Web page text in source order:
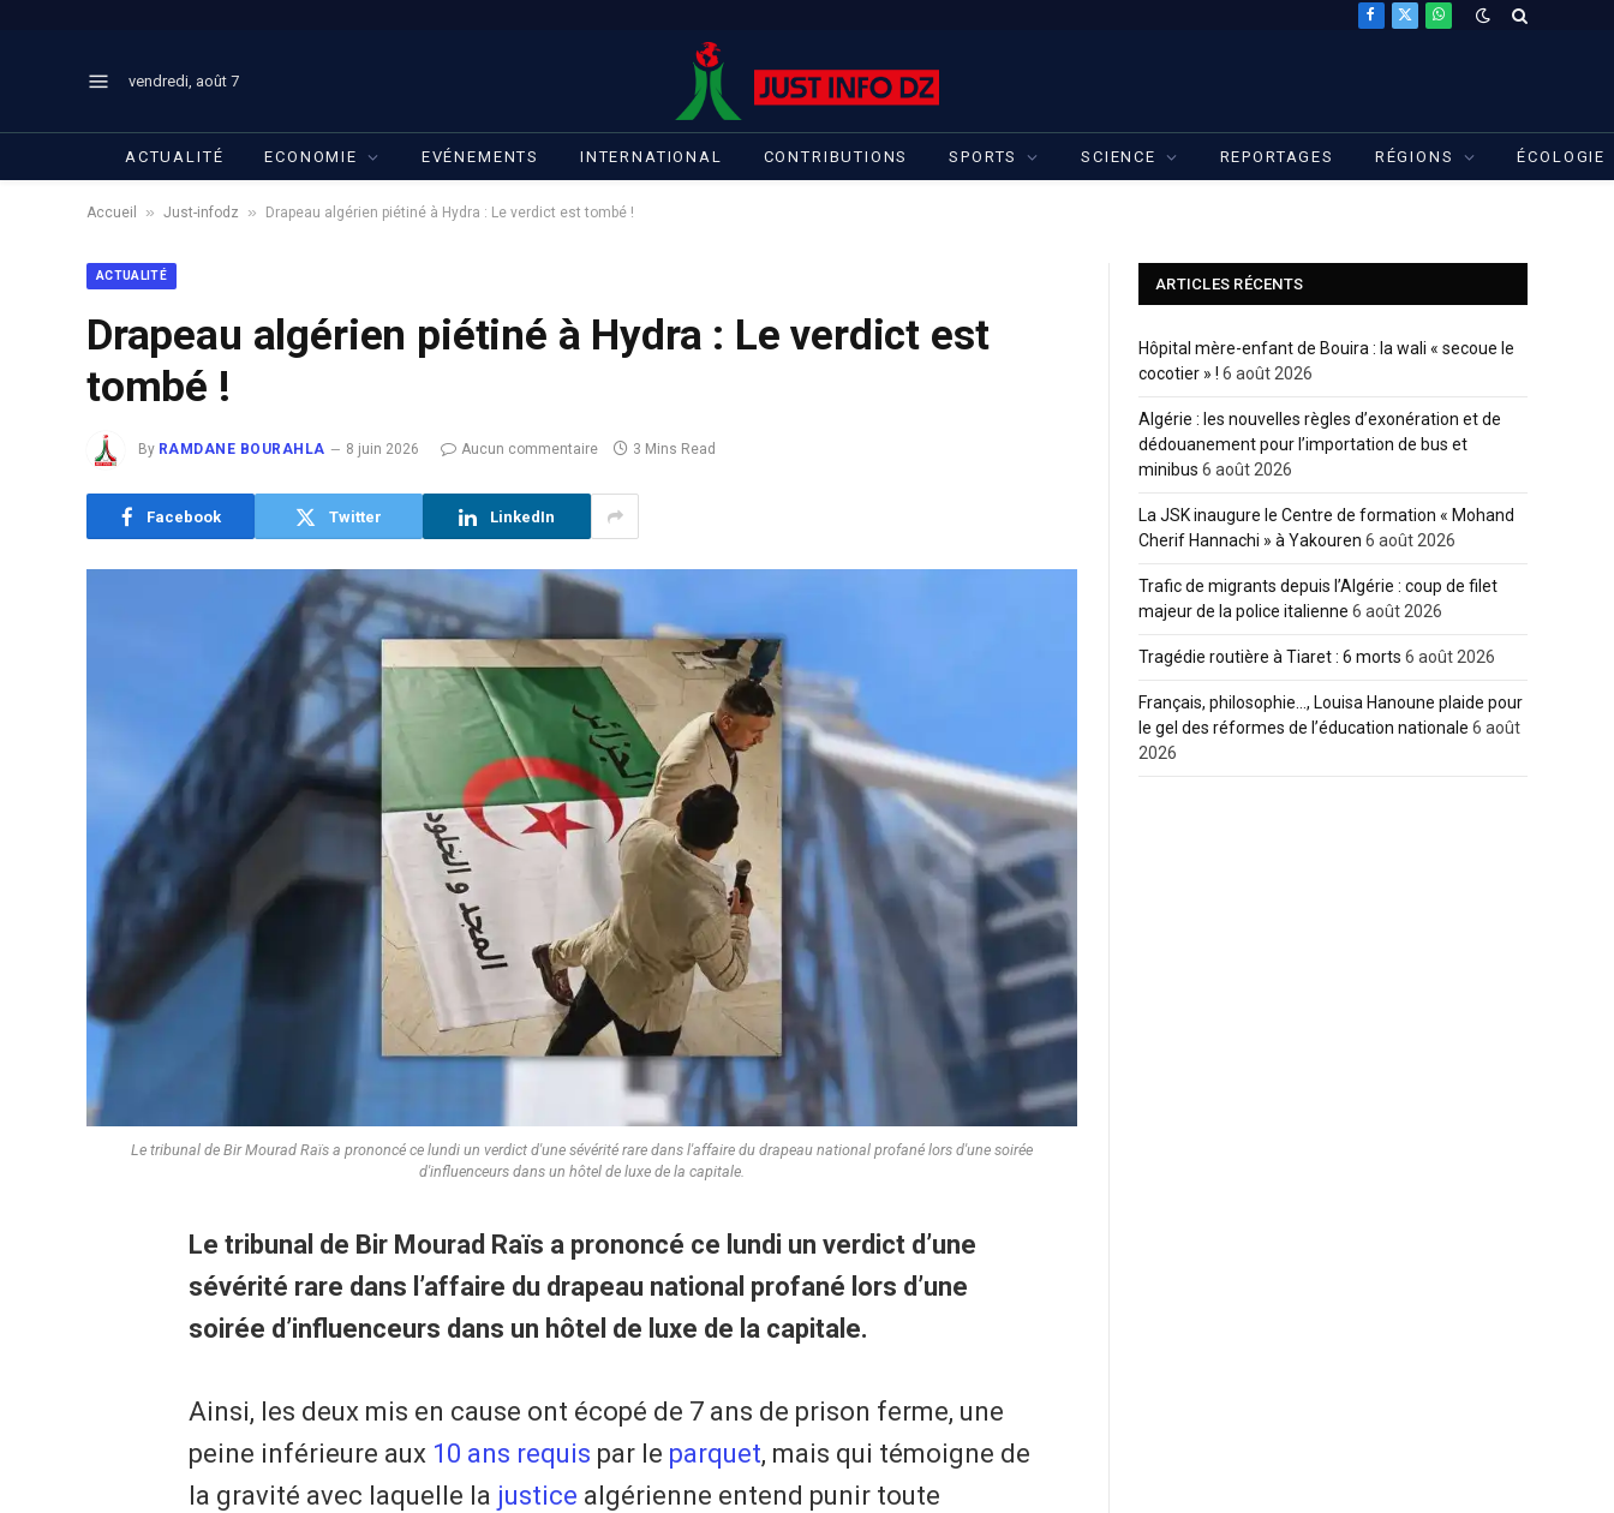
Facebook
X
WhatsApp
vendredi, août 7
ACTUALITÉ ECONOMIE EVÉNEMENTS INTERNATIONAL CONTRIBUTIONS SPORTS SCIENCE REPORTAGES RÉGIONS ÉCOLOGIE
Accueil » Just-infodz » Drapeau algérien piétiné à Hydra : Le verdict est tombé !
ACTUALITÉ
Drapeau algérien piétiné à Hydra : Le verdict est
tombé !
By RAMDANE BOURAHLA 8 juin 2026 Aucun commentaire 3 Mins Read
Facebook Twitter LinkedIn
Le tribunal de Bir Mourad Raïs a prononcé ce lundi un verdict d'une sévérité rare dans l'affaire du drapeau national profané lors d'une soirée
d'influenceurs dans un hôtel de luxe de la capitale.
Le tribunal de Bir Mourad Raïs a prononcé ce lundi un verdict d’une
sévérité rare dans l’affaire du drapeau national profané lors d’une
soirée d’influenceurs dans un hôtel de luxe de la capitale.
Ainsi, les deux mis en cause ont écopé de 7 ans de prison ferme, une
peine inférieure aux 10 ans requis par le parquet, mais qui témoigne de
la gravité avec laquelle la justice algérienne entend punir toute
ARTICLES RÉCENTS
Hôpital mère-enfant de Bouira : la wali « secoue le
cocotier » ! 6 août 2026
Algérie : les nouvelles règles d’exonération et de
dédouanement pour l’importation de bus et
minibus 6 août 2026
La JSK inaugure le Centre de formation « Mohand
Cherif Hannachi » à Yakouren 6 août 2026
Trafic de migrants depuis l’Algérie : coup de filet
majeur de la police italienne 6 août 2026
Tragédie routière à Tiaret : 6 morts 6 août 2026
Français, philosophie…, Louisa Hanoune plaide pour
le gel des réformes de l’éducation nationale 6 août
2026